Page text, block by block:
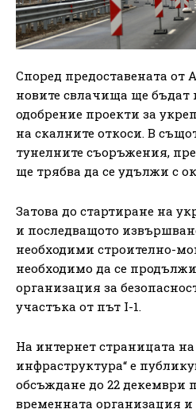
Според предоставената
новите свлачища ще бъдат
одобрение проекти за
на скалните откоси. В
тунелните съоръжения,
ще трябва да се удължи с
Затова до стартиране на
и последващото
необходими строително-
необходимо да се
организация за
участъка от път I-1.
На интернет страницата
инфраструктура“ е
обсъждане до 22 декември
временната организация и